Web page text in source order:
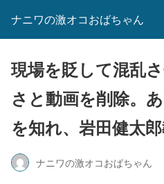
ナニワの激オコおばちゃん
現場を貶して混乱
さと動画を削除。
を知れ、岩田健太郎
ナニワの激オコおばちゃん